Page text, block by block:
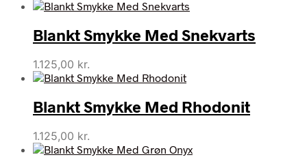
Blankt Smykke Med Snekvarts
1.125,00 kr.
Blankt Smykke Med Rhodonit
1.125,00 kr.